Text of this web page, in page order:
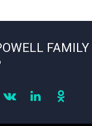
FAMILY